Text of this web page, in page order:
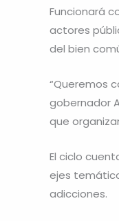
Funcionará
actores
del bien
“Queremos
gobernador
que
El ciclo
ejes
adicciones.